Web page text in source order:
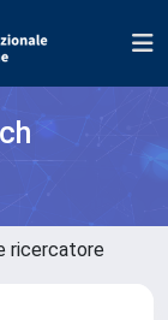
ricercatore